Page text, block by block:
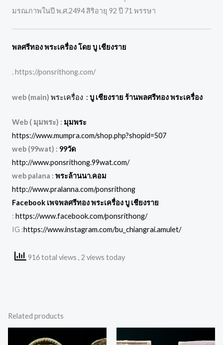
มรณภาพในปี พ.ศ.2494 สิริอายุ 92 ปี 71 พรรษา
พลศรีทอง พระเครื่อง โดย บู เชียงราย
. https://ponsrithong.com/
web (main) พระเครื่อง : บู เชียงราย ร้านพลศรีทอง พระเครื่อง
Web ( มุมพระ) : มุมพระ
https://www.mumpra.com/shop.php?shopid=507
web (99wat) : 99วัด
http://www.ponsrithong.99wat.com/
web palana : พระล้านนา.คอม
http://www.pralanna.com/ponsrithong
Facebook เพจพลศรีทอง พระเครื่อง บู เชียงราย
: https://www.facebook.com/ponsrithong/
IG :https://www.instagram.com/bu_chiangrai.amulet/
916 total views , 2 views today
Related products